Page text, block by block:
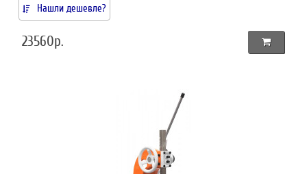
Нашли дешевле?
23560р.